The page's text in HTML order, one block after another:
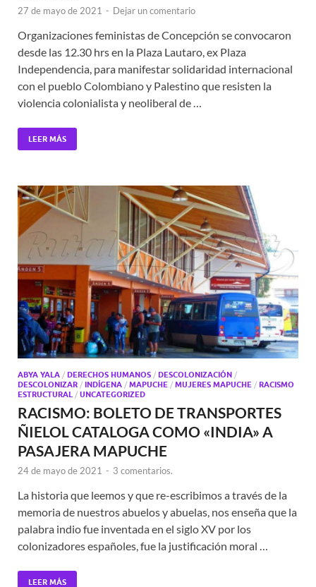
27 de mayo de 2021 - Dejar un comentario
Organizaciones feministas de Concepción se convocaron
desde las 12.30 hrs en la Plaza Lautaro, ex Plaza
Independencia, para manifestar solidaridad internacional
con el pueblo Colombiano y Palestino que resisten la
violencia colonialista y neoliberal de …
LEER MÁS
ABYA YALA / DERECHOS HUMANOS / DESCOLONIZACIÓN /
DESCOLONIZAR / INDÍGENA / MAPUCHE / MUJERES MAPUCHE / RACISMO
ESTRUCTURAL / UNCATEGORIZED
RACISMO: BOLETO DE TRANSPORTES
ÑIELOL CATALOGA COMO «INDIA» A
PASAJERA MAPUCHE
24 de mayo de 2021 - 3 comentarios.
La historia que leemos y que re-escribimos a través de la
memoria de nuestros abuelos y abuelas, nos enseña que la
palabra indio fue inventada en el siglo XV por los
colonizadores españoles, fue la justificación moral …
LEER MÁS